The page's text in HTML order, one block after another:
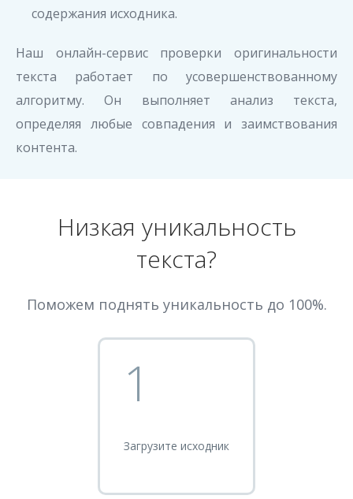
содержания исходника.
Наш онлайн-сервис проверки оригинальности
текста работает по усовершенствованному
алгоритму. Он выполняет анализ текста,
определяя любые совпадения и заимствования
контента.
Низкая уникальность
текста?
Поможем поднять уникальность до 100%.
1
Загрузите исходник